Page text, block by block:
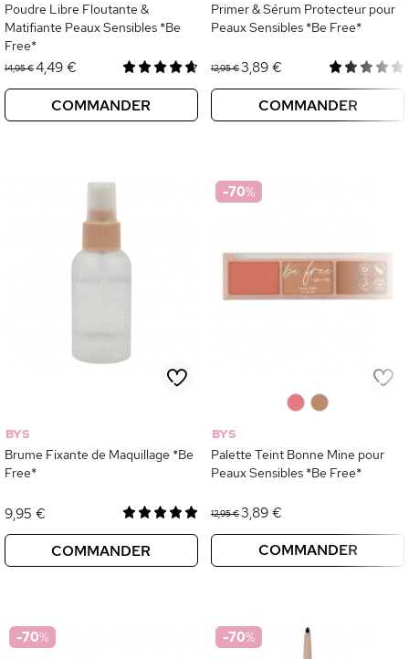
Poudre Libre Floutante &
Matifiante Peaux Sensibles *Be
Free*
14,95 €4,49 €
COMMANDER
Primer & Sérum Protecteur pour
Peaux Sensibles *Be Free*
12,95 €3,89 €
COMMANDER
BYS
Brume Fixante de Maquillage *Be
Free*
9,95 €
COMMANDER
-70%
BYS
Palette Teint Bonne Mine pour
Peaux Sensibles *Be Free*
12,95 €3,89 €
COMMANDER
-70% -70%